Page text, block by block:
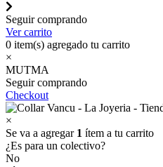
Seguir comprando
Ver carrito
0 item(s) agregado tu carrito
×
MUTMA
Seguir comprando
Checkout
×
Se va a agregar 1 ítem a tu carrito
¿Es para un colectivo?
No